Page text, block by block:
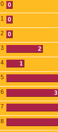
0 0
1 0
2 0
3 2
4 1
5
6 3
7
8